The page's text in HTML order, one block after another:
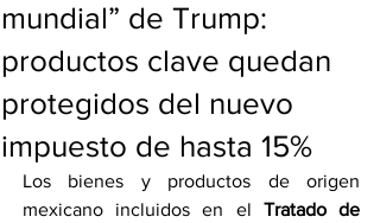
mundial” de Trump:
productos clave quedan
protegidos del nuevo
impuesto de hasta 15%
Los bienes y productos de origen
mexicano incluidos en el Tratado de